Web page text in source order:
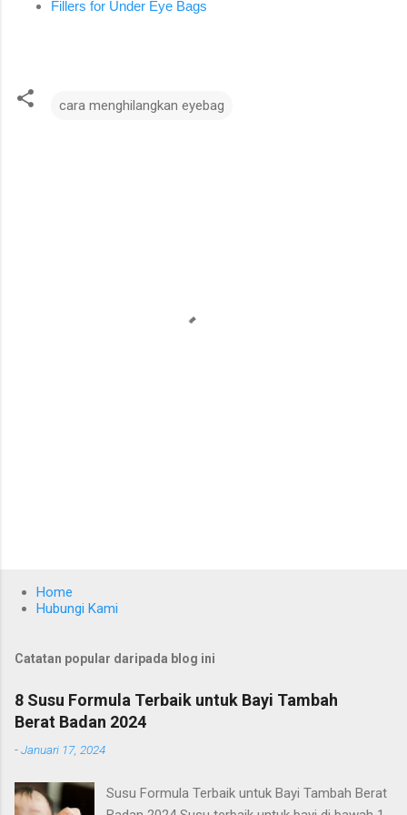
Fillers for Under Eye Bags
cara menghilangkan eyebag
Home
Hubungi Kami
Catatan popular daripada blog ini
8 Susu Formula Terbaik untuk Bayi Tambah
Berat Badan 2024
-Januari 17, 2024
Susu Formula Terbaik untuk Bayi Tambah Berat